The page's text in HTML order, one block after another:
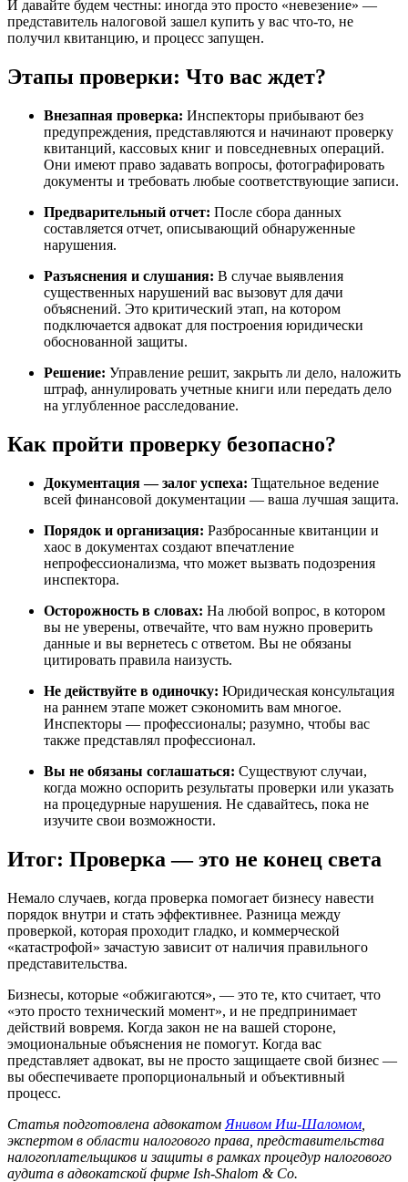
И давайте будем честны: иногда это просто «невезение» —
представитель налоговой зашел купить у вас что-то, не
получил квитанцию, и процесс запущен.
Этапы проверки: Что вас ждет?
Внезапная проверка: Инспекторы прибывают без
предупреждения, представляются и начинают проверку
квитанций, кассовых книг и повседневных операций.
Они имеют право задавать вопросы, фотографировать
документы и требовать любые соответствующие записи.
Предварительный отчет: После сбора данных
составляется отчет, описывающий обнаруженные
нарушения.
Разъяснения и слушания: В случае выявления
существенных нарушений вас вызовут для дачи
объяснений. Это критический этап, на котором
подключается адвокат для построения юридически
обоснованной защиты.
Решение: Управление решит, закрыть ли дело, наложить
штраф, аннулировать учетные книги или передать дело
на углубленное расследование.
Как пройти проверку безопасно?
Документация — залог успеха: Тщательное ведение
всей финансовой документации — ваша лучшая защита.
Порядок и организация: Разбросанные квитанции и
хаос в документах создают впечатление
непрофессионализма, что может вызвать подозрения
инспектора.
Осторожность в словах: На любой вопрос, в котором
вы не уверены, отвечайте, что вам нужно проверить
данные и вы вернетесь с ответом. Вы не обязаны
цитировать правила наизусть.
Не действуйте в одиночку: Юридическая консультация
на раннем этапе может сэкономить вам многое.
Инспекторы — профессионалы; разумно, чтобы вас
также представлял профессионал.
Вы не обязаны соглашаться: Существуют случаи,
когда можно оспорить результаты проверки или указать
на процедурные нарушения. Не сдавайтесь, пока не
изучите свои возможности.
Итог: Проверка — это не конец света
Немало случаев, когда проверка помогает бизнесу навести
порядок внутри и стать эффективнее. Разница между
проверкой, которая проходит гладко, и коммерческой
«катастрофой» зачастую зависит от наличия правильного
представительства.
Бизнесы, которые «обжигаются», — это те, кто считает, что
«это просто технический момент», и не предпринимает
действий вовремя. Когда закон не на вашей стороне,
эмоциональные объяснения не помогут. Когда вас
представляет адвокат, вы не просто защищаете свой бизнес —
вы обеспечиваете пропорциональный и объективный
процесс.
Статья подготовлена адвокатом Янивом Иш-Шаломом
экспертом в области налогового права, представительства
налогоплательщиков и защиты в рамках процедур налогового
аудита в адвокатской фирме Ish-Shalom & Co.